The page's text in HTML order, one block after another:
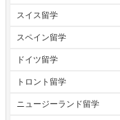
スイス留学
スペイン留学
ドイツ留学
トロント留学
ニュージーランド留学